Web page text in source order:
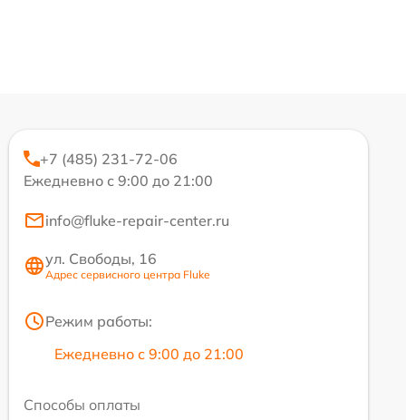
+7 (485) 231-72-06
Ежедневно с 9:00 до 21:00
info@fluke-repair-center.ru
ул. Свободы, 16
Адрес сервисного центра Fluke
Режим работы:
Ежедневно с 9:00 до 21:00
Способы оплаты